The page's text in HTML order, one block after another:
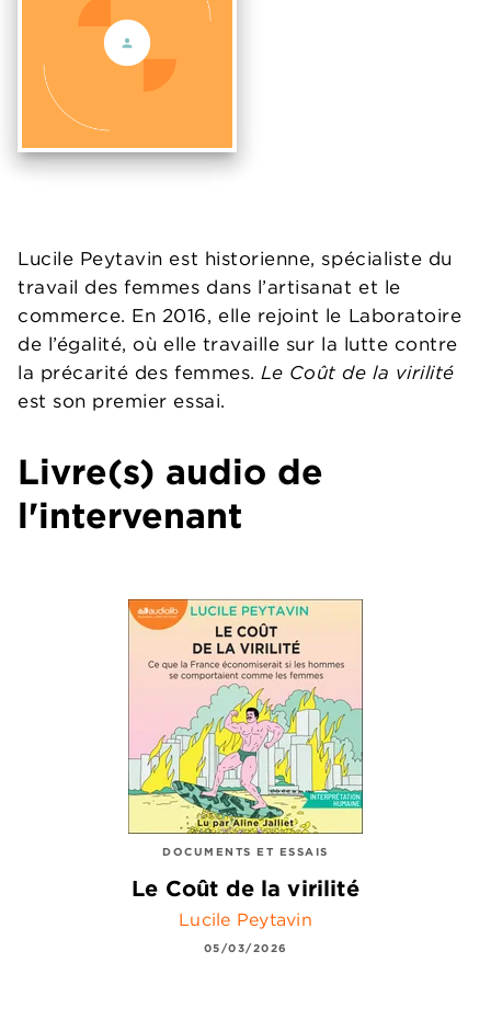
Lucile Peytavin est historienne, spécialiste du
travail des femmes dans l’artisanat et le
commerce. En 2016, elle rejoint le Laboratoire
de l’égalité, où elle travaille sur la lutte contre
la précarité des femmes.Le Coût de la virilité
est son premier essai.
Livre(s) audio de
l'intervenant
DOCUMENTS ET ESSAIS
Le Coût de la virilité
Lucile Peytavin
05/03/2026